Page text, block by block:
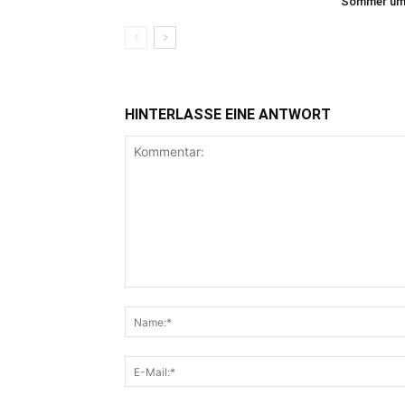
HINTERLASSE EINE ANTWORT